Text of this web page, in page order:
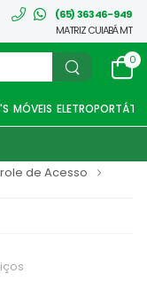
(65) 36346-949
MATRIZ CUIABÁ MT
0
MÓVEIS
de Acesso